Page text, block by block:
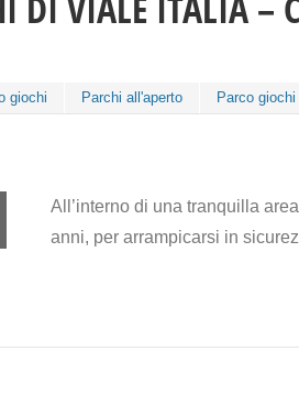
giochi Parchi all'aperto Parco
All’interno di una tranquilla
anni, per arrampicarsi in